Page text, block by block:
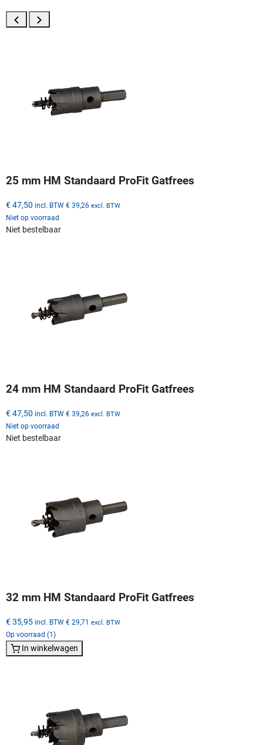
25 mm HM Standaard ProFit Gatfrees
€ 47,50 incl. BTW € 39,26 excl. BTW
Niet op voorraad
Niet bestelbaar
24 mm HM Standaard ProFit Gatfrees
€ 47,50 incl. BTW € 39,26 excl. BTW
Niet op voorraad
Niet bestelbaar
32 mm HM Standaard ProFit Gatfrees
€ 35,95 incl. BTW € 29,71 excl. BTW
Op voorraad (1)
In winkelwagen